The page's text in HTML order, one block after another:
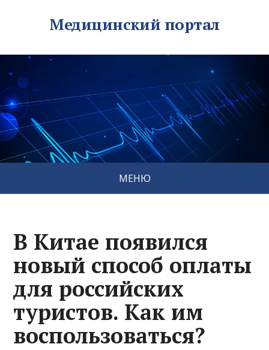
Медицинский портал
МЕНЮ
В Китае появился
новый способ оплаты
для российских
туристов. Как им
воспользоваться?